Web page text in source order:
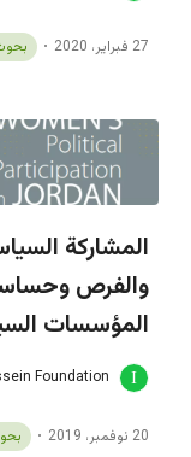
27 فبراير، 2020
المشاركة
والفرص
المؤسسات
Foundation
20 نوفمبر، 2019